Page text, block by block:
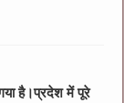
है।प्रदेश में पूरे